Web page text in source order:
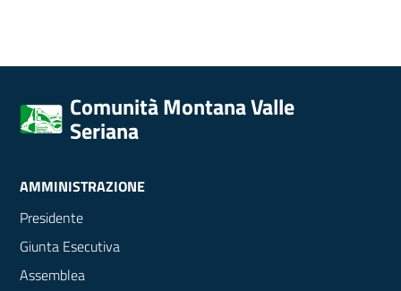
Comunità Montana Valle
Seriana
AMMINISTRAZIONE
Presidente
Giunta Esecutiva
Assemblea